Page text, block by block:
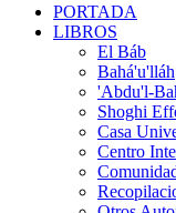
PORTADA
LIBROS
El Báb
Bahá'u'lláh
'Abdu'l-
Shoghi
Casa
Centro